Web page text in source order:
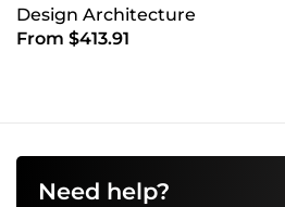
Design Architecture
From $413.91
Need help?